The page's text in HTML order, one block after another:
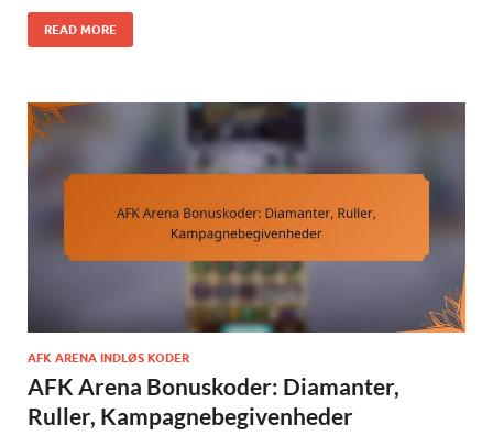
READ MORE
AFK ARENA INDLØS KODER
AFK Arena Bonuskoder: Diamanter,
Ruller, Kampagnebegivenheder